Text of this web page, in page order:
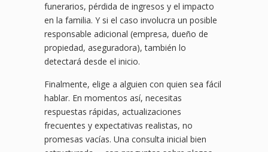
funerarios, pérdida de ingresos y el impacto
en la familia. Y si el caso involucra un posible
responsable adicional (empresa, dueño de
propiedad, aseguradora), también lo
detectará desde el inicio.
Finalmente, elige a alguien con quien sea fácil
hablar. En momentos así, necesitas
respuestas rápidas, actualizaciones
frecuentes y expectativas realistas, no
promesas vacías. Una consulta inicial bien